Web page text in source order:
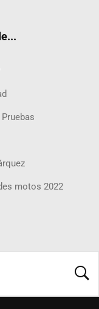
motos 2022